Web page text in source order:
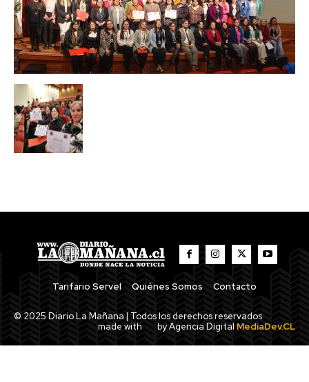
Tarifario Servel Quiénes Somos Contacto
© 2025 Diario La Mañana | Todos los derechos reservados
made with
by Agencia Digital MediaDev.CL